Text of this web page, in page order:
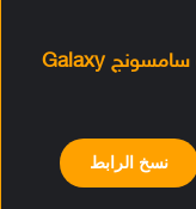
طريقة عمل روت وفتح البوتلودر لهاتف سامسونج Galaxy
نسخ الرابط